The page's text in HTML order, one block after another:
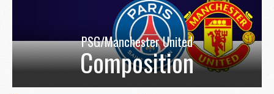
PSG/Manchester United
Composition